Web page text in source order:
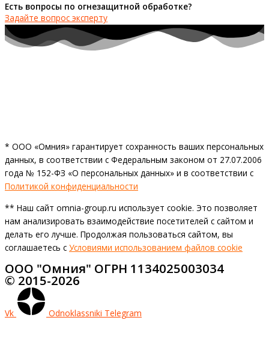
Есть вопросы по огнезащитной обработке?
Задайте вопрос эксперту
* ООО «Омния» гарантирует сохранность ваших персональных
данных, в соответствии с Федеральным законом от 27.07.2006
года № 152-ФЗ «О персональных данных» и в соответствии с
Политикой конфиденциальности
** Наш сайт omnia-group.ru использует cookie. Это позволяет
нам анализировать взаимодействие посетителей с сайтом и
делать его лучше. Продолжая пользоваться сайтом, вы
соглашаетесь с Условиями использованием файлов cookie
ООО "Омния" ОГРН 1134025003034
© 2015-2026
Vk Odnoklassniki Telegram